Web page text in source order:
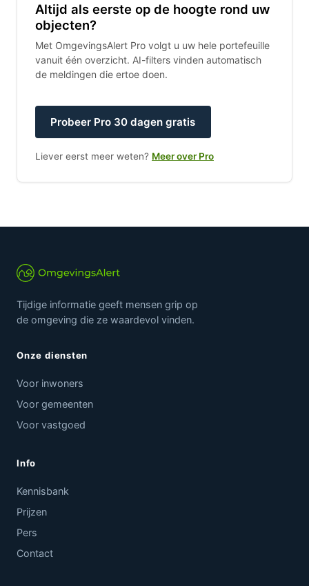
Altijd als eerste op de hoogte rond uw
objecten?
Met OmgevingsAlert Pro volgt u uw hele portefeuille
vanuit één overzicht. AI-filters vinden automatisch
de meldingen die ertoe doen.
Probeer Pro 30 dagen gratis
Liever eerst meer weten? Meer over Pro
Tijdige informatie geeft mensen grip op
de omgeving die ze waardevol vinden.
Onze diensten
Voor inwoners
Voor gemeenten
Voor vastgoed
Info
Kennisbank
Prijzen
Pers
Contact